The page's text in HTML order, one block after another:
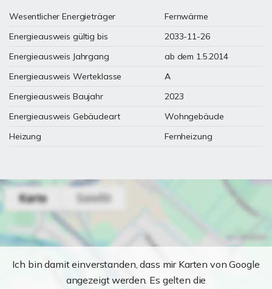
Wesentlicher Energieträger
Fernwärme
Energieausweis gültig bis
2033-11-26
Energieausweis Jahrgang
ab dem 1.5.2014
Energieausweis Werteklasse
A
Energieausweis Baujahr
2023
Energieausweis Gebäudeart
Wohngebäude
Heizung
Fernheizung
Ich bin damit einverstanden, dass mir Karten von Google
angezeigt werden. Es gelten die